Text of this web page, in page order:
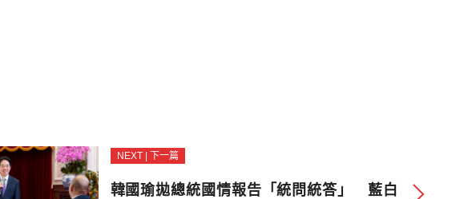
NEXT | 下一篇
韓國瑜拋總統國情報告「統問統答」 藍白